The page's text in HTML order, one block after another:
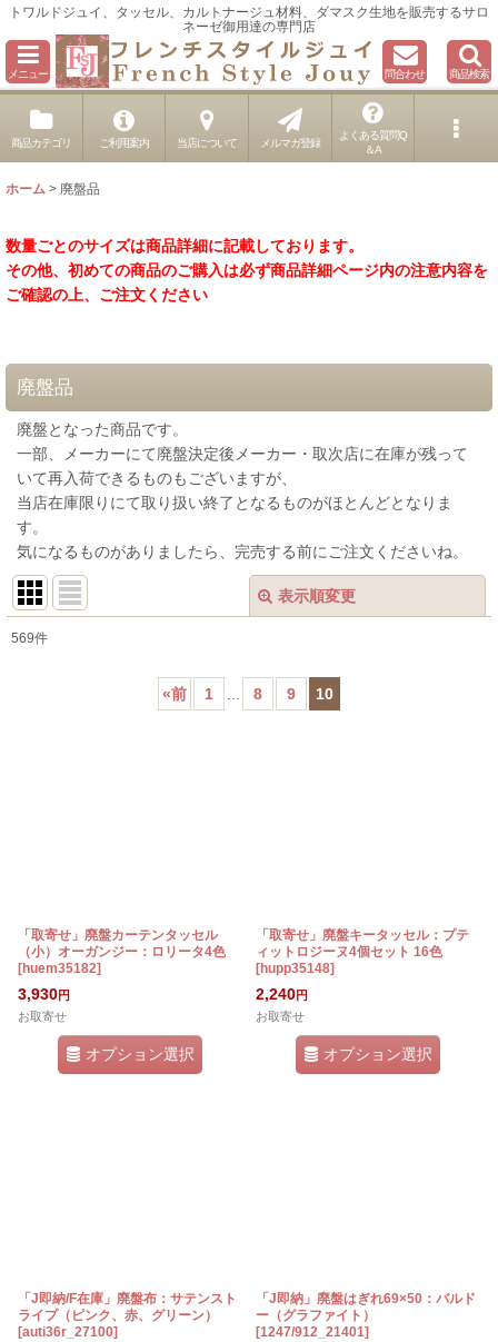
トワルドジュイ、タッセル、カルトナージュ材料、ダマスク生地を販売するサロ
ネーゼ御用達の専門店
メニュー 問合わせ 商品検索
商品カテゴリ ご利用案内 当店について メルマガ登録
よくある質問Q
＆A
ホーム > 廃盤品
数量ごとのサイズは商品詳細に記載しております。
その他、初めての商品のご購入は必ず商品詳細ページ内の注意内容を
ご確認の上、ご注文ください
廃盤品
廃盤となった商品です。
一部、メーカーにて廃盤決定後メーカー・取次店に在庫が残って
いて再入荷できるものもございますが、
当店在庫限りにて取り扱い終了となるものがほとんどとなりま
す。
気になるものがありましたら、完売する前にご注文くださいね。
表示順変更
569件
«前 1 8 9 10
「取寄せ」廃盤カーテンタッセル
（小）オーガンジー：ロリータ4色
[huem35182]
3,930円
お取寄せ
オプション選択
「取寄せ」廃盤キータッセル：プテ
ィットロジーヌ4個セット 16色
[hupp35148]
2,240円
お取寄せ
オプション選択
「J即納/F在庫」廃盤布：サテンスト
ライプ（ピンク、赤、グリーン）
[auti36r_27100]
「J即納」廃盤はぎれ69×50：バルド
ー（グラファイト）
[1247/912_21401]